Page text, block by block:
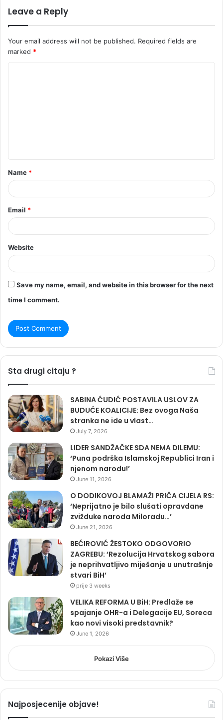
Leave a Reply
Your email address will not be published. Required fields are
marked *
t
*
Name *
Email *
Website
Save my name, email, and website in this browser for the next
time I comment.
Sta drugi citaju ?
SABINA ĆUDIĆ POSTAVILA USLOV ZA
BUDUĆE KOALICIJE: Bez ovoga Naša
stranka ne ide u vlast…
July 7, 2026
LIDER SANDŽAČKE SDA NEMA DILEMU:
‘Puna podrška Islamskoj Republici Iran i
njenom narodu!’
June 11, 2026
O DODIKOVOJ BLAMAŽI PRIČA CIJELA RS:
‘Neprijatno je bilo slušati opravdane
zvižduke naroda Miloradu…’
June 21, 2026
BEĆIROVIĆ ŽESTOKO ODGOVORIO
ZAGREBU: ‘Rezolucija Hrvatskog sabora
je neprihvatljivo miješanje u unutrašnje
stvari BiH’
prije 3 weeks
VELIKA REFORMA U BiH: Predlaže se
spajanje OHR-a i Delegacije EU, Soreca
kao novi visoki predstavnik?
June 1, 2026
Pokazi Više
Najposjecenije objave!